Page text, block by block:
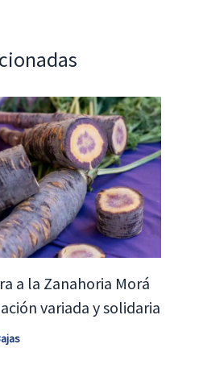
a la Zanahoria Morá
variada y solidaria